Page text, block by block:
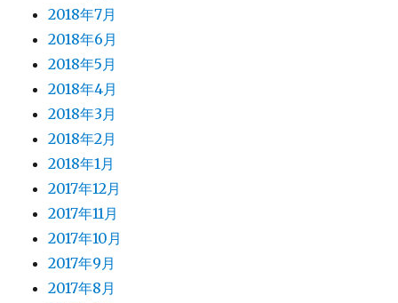
2018年7月
2018年6月
2018年5月
2018年4月
2018年3月
2018年2月
2018年1月
2017年12月
2017年11月
2017年10月
2017年9月
2017年8月